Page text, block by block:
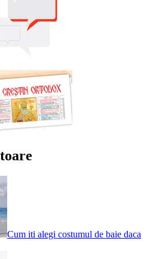
Cum iti alegi costumul de baie daca